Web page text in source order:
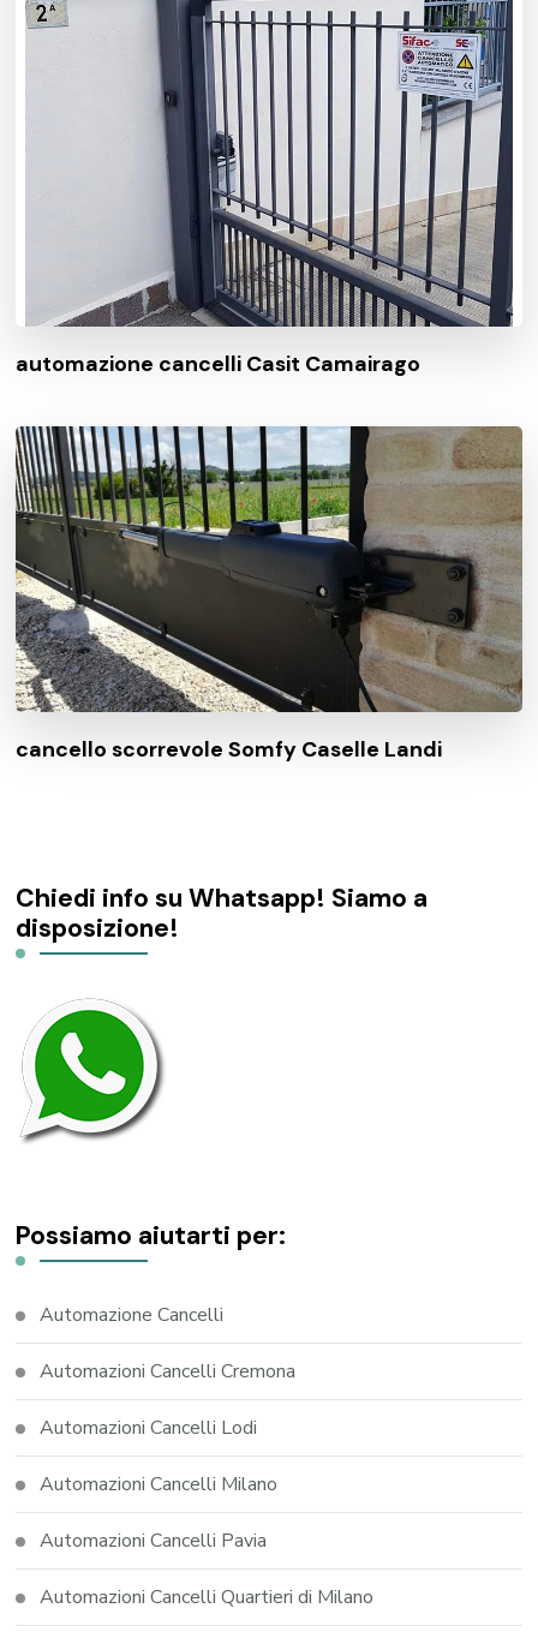
automazione cancelli Casit Camairago
cancello scorrevole Somfy Caselle Landi
Chiedi info su Whatsapp! Siamo a
disposizione!
Possiamo aiutarti per:
Automazione Cancelli
Automazioni Cancelli Cremona
Automazioni Cancelli Lodi
Automazioni Cancelli Milano
Automazioni Cancelli Pavia
Automazioni Cancelli Quartieri di Milano